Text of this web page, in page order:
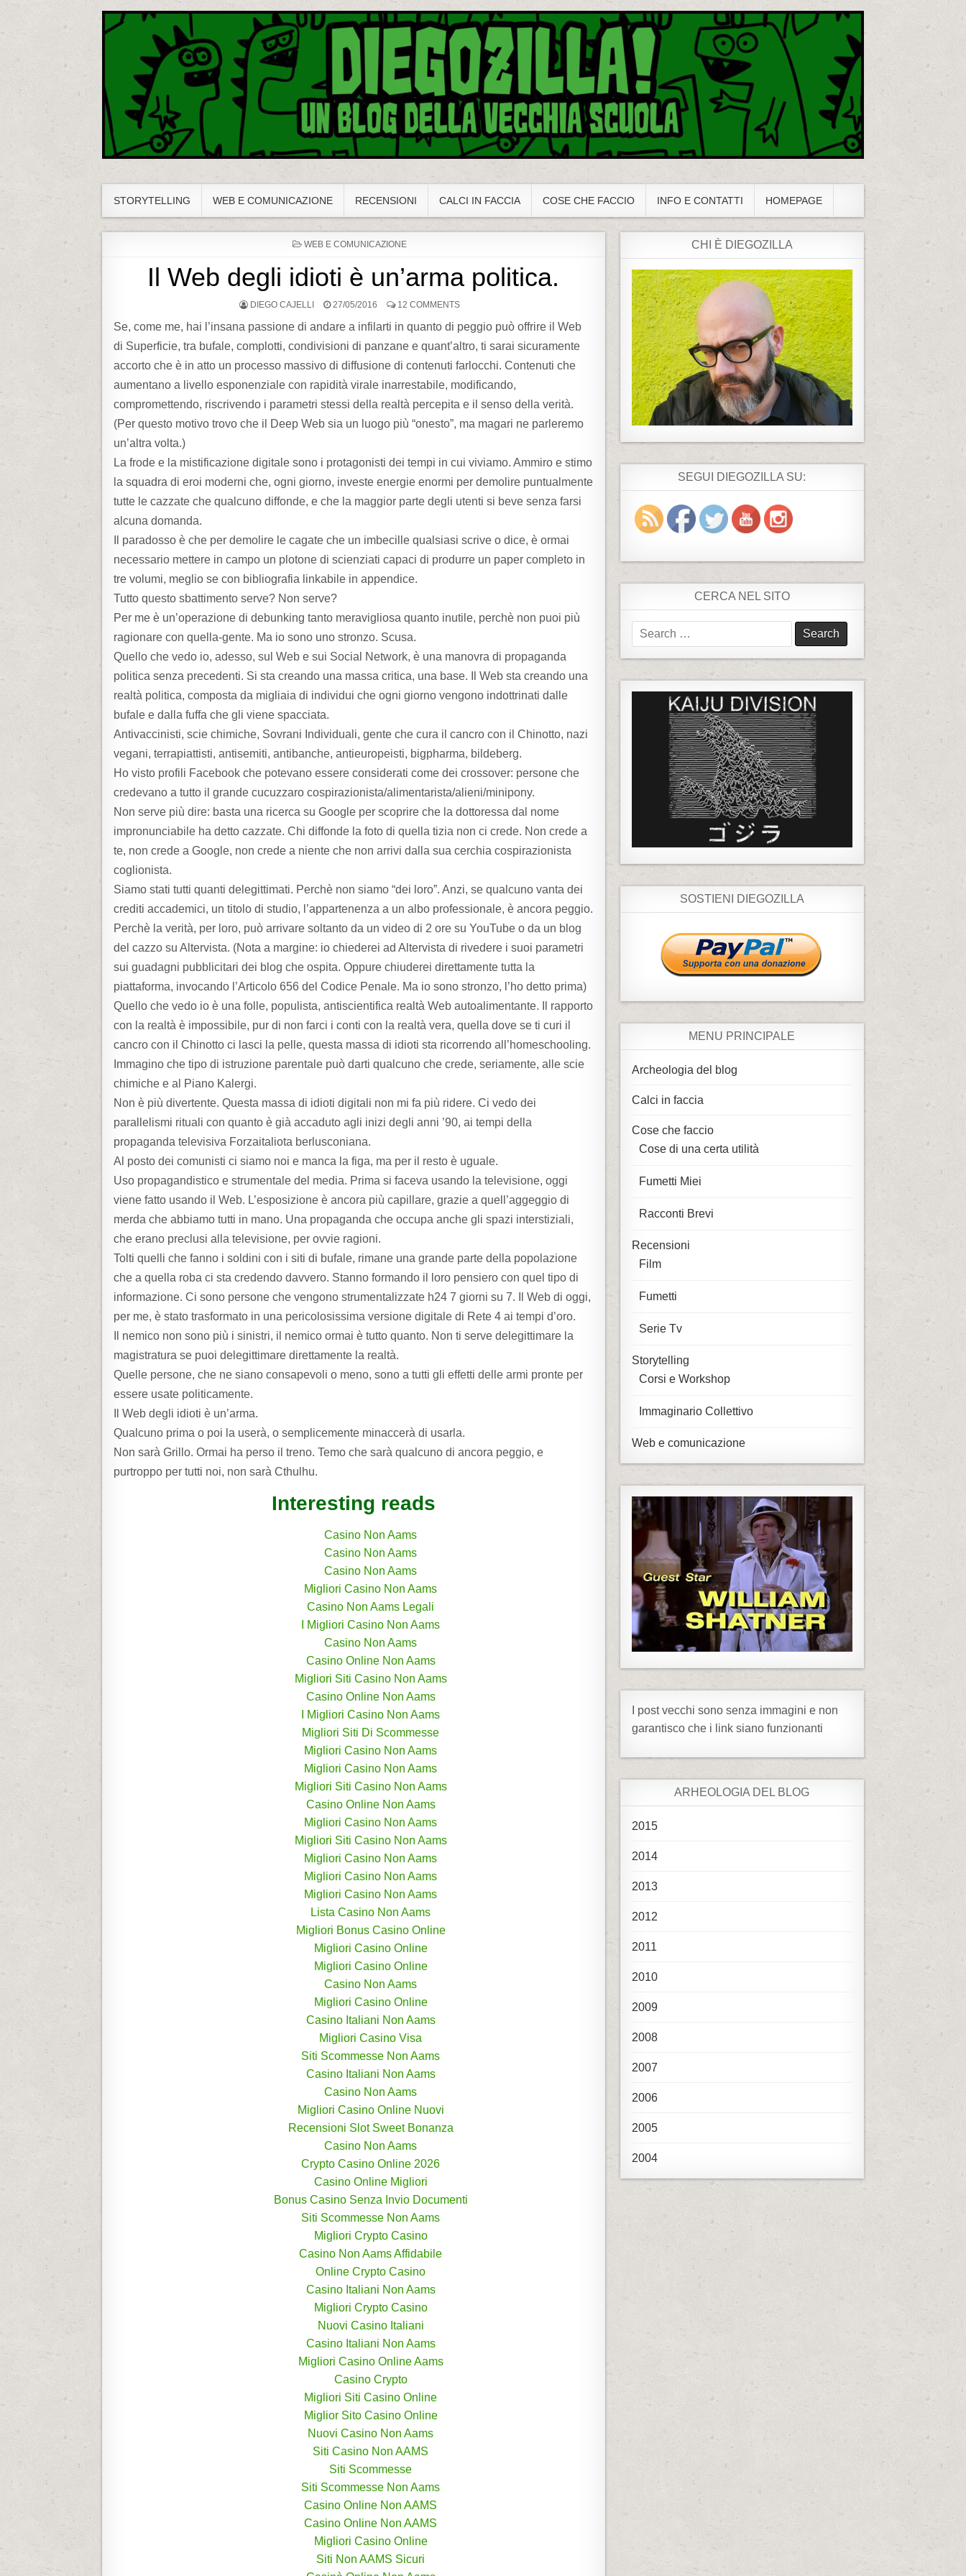
Diegozilla!
Un blog della vecchia scuola
STORYTELLING WEB E COMUNICAZIONE RECENSIONI CALCI IN FACCIA COSE CHE FACCIO INFO E CONTATTI HOMEPAGE
P
O
T
E
I
WEB E COMUNICAZIONE
Il Web degli idioti è un’arma politica.
DIEGO CAJELLI 27/05/2016 12 COMMENTS
Se, come me, hai l’insana passione di andare a infilarti in quanto di peggio può offrire il Web
di Superficie, tra bufale, complotti, condivisioni di panzane e quant’altro, ti sarai sicuramente
accorto che è in atto un processo massivo di diffusione di contenuti farlocchi. Contenuti che
aumentano a livello esponenziale con rapidità virale inarrestabile, modificando,
compromettendo, riscrivendo i parametri stessi della realtà percepita e il senso della verità.
(Per questo motivo trovo che il Deep Web sia un luogo più “onesto”, ma magari ne parleremo
un’altra volta.)
La frode e la mistificazione digitale sono i protagonisti dei tempi in cui viviamo. Ammiro e stimo
la squadra di eroi moderni che, ogni giorno, investe energie enormi per demolire puntualmente
tutte le cazzate che qualcuno diffonde, e che la maggior parte degli utenti si beve senza farsi
alcuna domanda.
Il paradosso è che per demolire le cagate che un imbecille qualsiasi scrive o dice, è ormai
necessario mettere in campo un plotone di scienziati capaci di produrre un paper completo in
tre volumi, meglio se con bibliografia linkabile in appendice.
Tutto questo sbattimento serve? Non serve?
Per me è un’operazione di debunking tanto meravigliosa quanto inutile, perchè non puoi più
ragionare con quella-gente. Ma io sono uno stronzo. Scusa.
Quello che vedo io, adesso, sul Web e sui Social Network, è una manovra di propaganda
politica senza precedenti. Si sta creando una massa critica, una base. Il Web sta creando una
realtà politica, composta da migliaia di individui che ogni giorno vengono indottrinati dalle
bufale e dalla fuffa che gli viene spacciata.
Antivaccinisti, scie chimiche, Sovrani Individuali, gente che cura il cancro con il Chinotto, nazi
vegani, terrapiattisti, antisemiti, antibanche, antieuropeisti, bigpharma, bildeberg.
Ho visto profili Facebook che potevano essere considerati come dei crossover: persone che
credevano a tutto il grande cucuzzaro cospirazionista/alimentarista/alieni/minipony.
Non serve più dire: basta una ricerca su Google per scoprire che la dottoressa dal nome
impronunciabile ha detto cazzate. Chi diffonde la foto di quella tizia non ci crede. Non crede a
te, non crede a Google, non crede a niente che non arrivi dalla sua cerchia cospirazionista
coglionista.
Siamo stati tutti quanti delegittimati. Perchè non siamo “dei loro”. Anzi, se qualcuno vanta dei
crediti accademici, un titolo di studio, l’appartenenza a un albo professionale, è ancora peggio.
Perchè la verità, per loro, può arrivare soltanto da un video di 2 ore su YouTube o da un blog
del cazzo su Altervista. (Nota a margine: io chiederei ad Altervista di rivedere i suoi parametri
sui guadagni pubblicitari dei blog che ospita. Oppure chiuderei direttamente tutta la
piattaforma, invocando l’Articolo 656 del Codice Penale. Ma io sono stronzo, l’ho detto prima)
Quello che vedo io è una folle, populista, antiscientifica realtà Web autoalimentante. Il rapporto
con la realtà è impossibile, pur di non farci i conti con la realtà vera, quella dove se ti curi il
cancro con il Chinotto ci lasci la pelle, questa massa di idioti sta ricorrendo all’homeschooling.
Immagino che tipo di istruzione parentale può darti qualcuno che crede, seriamente, alle scie
chimiche e al Piano Kalergi.
Non è più divertente. Questa massa di idioti digitali non mi fa più ridere. Ci vedo dei
parallelismi rituali con quanto è già accaduto agli inizi degli anni ’90, ai tempi della
propaganda televisiva Forzaitaliota berlusconiana.
Al posto dei comunisti ci siamo noi e manca la figa, ma per il resto è uguale.
Uso propagandistico e strumentale del media. Prima si faceva usando la televisione, oggi
viene fatto usando il Web. L’esposizione è ancora più capillare, grazie a quell’aggeggio di
merda che abbiamo tutti in mano. Una propaganda che occupa anche gli spazi interstiziali,
che erano preclusi alla televisione, per ovvie ragioni.
Tolti quelli che fanno i soldini con i siti di bufale, rimane una grande parte della popolazione
che a quella roba ci sta credendo davvero. Stanno formando il loro pensiero con quel tipo di
informazione. Ci sono persone che vengono strumentalizzate h24 7 giorni su 7. Il Web di oggi,
per me, è stato trasformato in una pericolosissima versione digitale di Rete 4 ai tempi d’oro.
Il nemico non sono più i sinistri, il nemico ormai è tutto quanto. Non ti serve delegittimare la
magistratura se puoi delegittimare direttamente la realtà.
Quelle persone, che ne siano consapevoli o meno, sono a tutti gli effetti delle armi pronte per
essere usate politicamente.
Il Web degli idioti è un’arma.
Qualcuno prima o poi la userà, o semplicemente minaccerà di usarla.
Non sarà Grillo. Ormai ha perso il treno. Temo che sarà qualcuno di ancora peggio, e
purtroppo per tutti noi, non sarà Cthulhu.
Interesting reads
Casino Non Aams
Casino Non Aams
Casino Non Aams
Migliori Casino Non Aams
Casino Non Aams Legali
I Migliori Casino Non Aams
Casino Non Aams
Casino Online Non Aams
Migliori Siti Casino Non Aams
Casino Online Non Aams
I Migliori Casino Non Aams
Migliori Siti Di Scommesse
Migliori Casino Non Aams
Migliori Casino Non Aams
Migliori Siti Casino Non Aams
Casino Online Non Aams
Migliori Casino Non Aams
Migliori Siti Casino Non Aams
Migliori Casino Non Aams
Migliori Casino Non Aams
Migliori Casino Non Aams
Lista Casino Non Aams
Migliori Bonus Casino Online
Migliori Casino Online
Migliori Casino Online
Casino Non Aams
Migliori Casino Online
Casino Italiani Non Aams
Migliori Casino Visa
Siti Scommesse Non Aams
Casino Italiani Non Aams
Casino Non Aams
Migliori Casino Online Nuovi
Recensioni Slot Sweet Bonanza
Casino Non Aams
Crypto Casino Online 2026
Casino Online Migliori
Bonus Casino Senza Invio Documenti
Siti Scommesse Non Aams
Migliori Crypto Casino
Casino Non Aams Affidabile
Online Crypto Casino
Casino Italiani Non Aams
Migliori Crypto Casino
Nuovi Casino Italiani
Casino Italiani Non Aams
Migliori Casino Online Aams
Casino Crypto
Migliori Siti Casino Online
Miglior Sito Casino Online
Nuovi Casino Non Aams
Siti Casino Non AAMS
Siti Scommesse
Siti Scommesse Non Aams
Casino Online Non AAMS
Casino Online Non AAMS
Migliori Casino Online
Siti Non AAMS Sicuri
CHI È DIEGOZILLA
SEGUI DIEGOZILLA SU:
CERCA NEL SITO
e
r
SOSTIENI DIEGOZILLA
MENU PRINCIPALE
Archeologia del blog
Calci in faccia
Cose che faccio
Cose di una certa utilità
Fumetti Miei
Racconti Brevi
Recensioni
Film
Fumetti
Serie Tv
Storytelling
Corsi e Workshop
Immaginario Collettivo
Web e comunicazione
I post vecchi sono senza immagini e non
garantisco che i link siano funzionanti
ARHEOLOGIA DEL BLOG
2015
2014
2013
2012
2011
2010
2009
2008
2007
2006
2005
2004